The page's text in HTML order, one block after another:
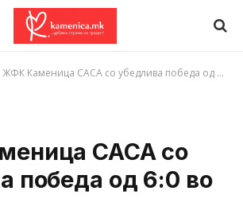
ЖФК Каменица САСА со убедлива победа од 6:0 во Кочани
САСА со
победа од 6:0 во